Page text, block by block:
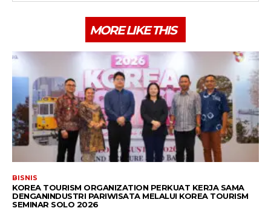
MORE LIKE THIS
BISNIS
KOREA TOURISM ORGANIZATION PERKUAT KERJA SAMA
DENGANINDUSTRI PARIWISATA MELALUI KOREA TOURISM
SEMINAR SOLO 2026